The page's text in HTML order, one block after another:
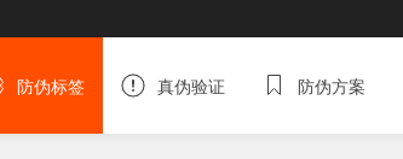
防伪标签 真伪验证 防伪方案